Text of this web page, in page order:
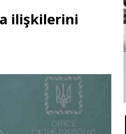
ilişkilerini